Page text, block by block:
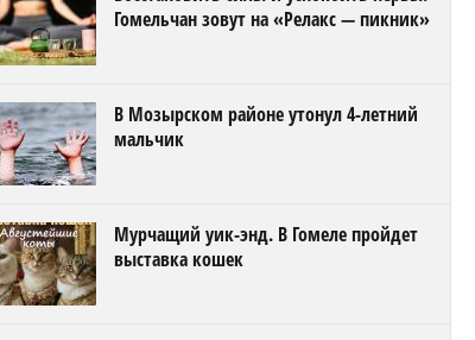
Гомельчан зовут на «Релакс — пикник»
В Мозырском районе утонул 4-летний
мальчик
Мурчащий уик-энд. В Гомеле пройдет
выставка кошек